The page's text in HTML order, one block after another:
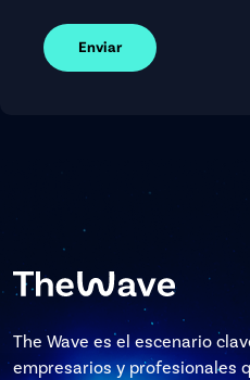
Enviar
The Wave es el escenario
empresarios y profesionales